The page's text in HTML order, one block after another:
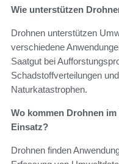
Wie unterstützen
Drohnen unterstützen
verschiedene
Saatgut bei
Schadstoffverteilungen
Naturkatastrophen.
Wo kommen Drohnen
Einsatz?
Drohnen finden